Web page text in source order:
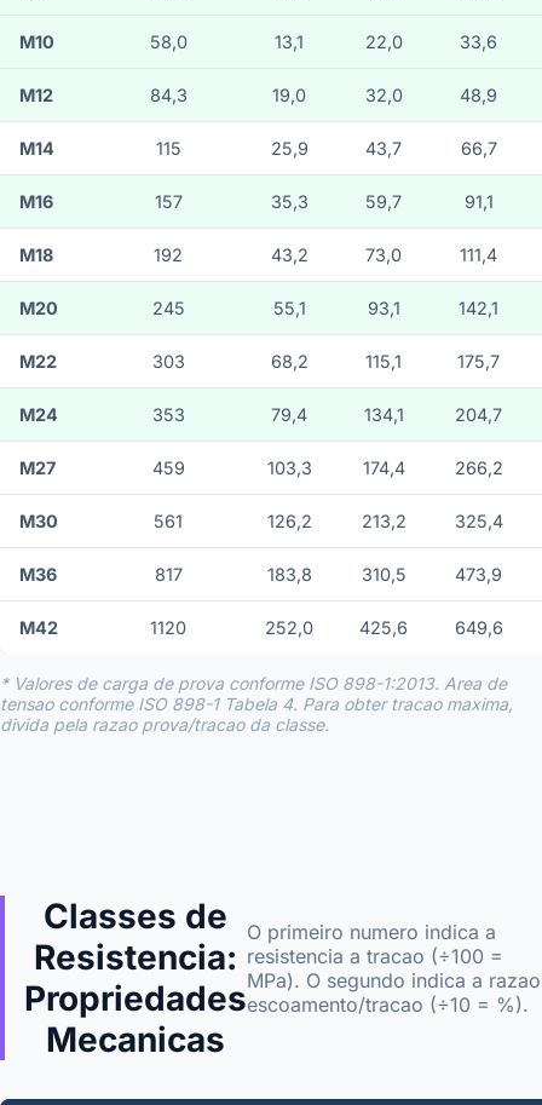
M10 58,0 13,1 22,0 33,6
M12 84,3 19,0 32,0 48,9
M14 115 25,9 43,7 66,7
M16 157 35,3 59,7 91,1
M18 192 43,2 73,0 111,4
M20 245 55,1 93,1 142,1
M22 303 68,2 115,1 175,7
M24 353 79,4 134,1 204,7
M27 459 103,3 174,4 266,2
M30 561 126,2 213,2 325,4
M36 817 183,8 310,5 473,9
M42 1120 252,0 425,6 649,6
* Valores de carga de prova conforme ISO 898-1:2013. Area de
tensao conforme ISO 898-1 Tabela 4. Para obter tracao maxima,
divida pela razao prova/tracao da classe.
Classes de
Resistencia:
Propriedades
Mecanicas
O primeiro numero indica a
resistencia a tracao (÷100 =
MPa). O segundo indica a razao
escoamento/tracao (÷10 = %).